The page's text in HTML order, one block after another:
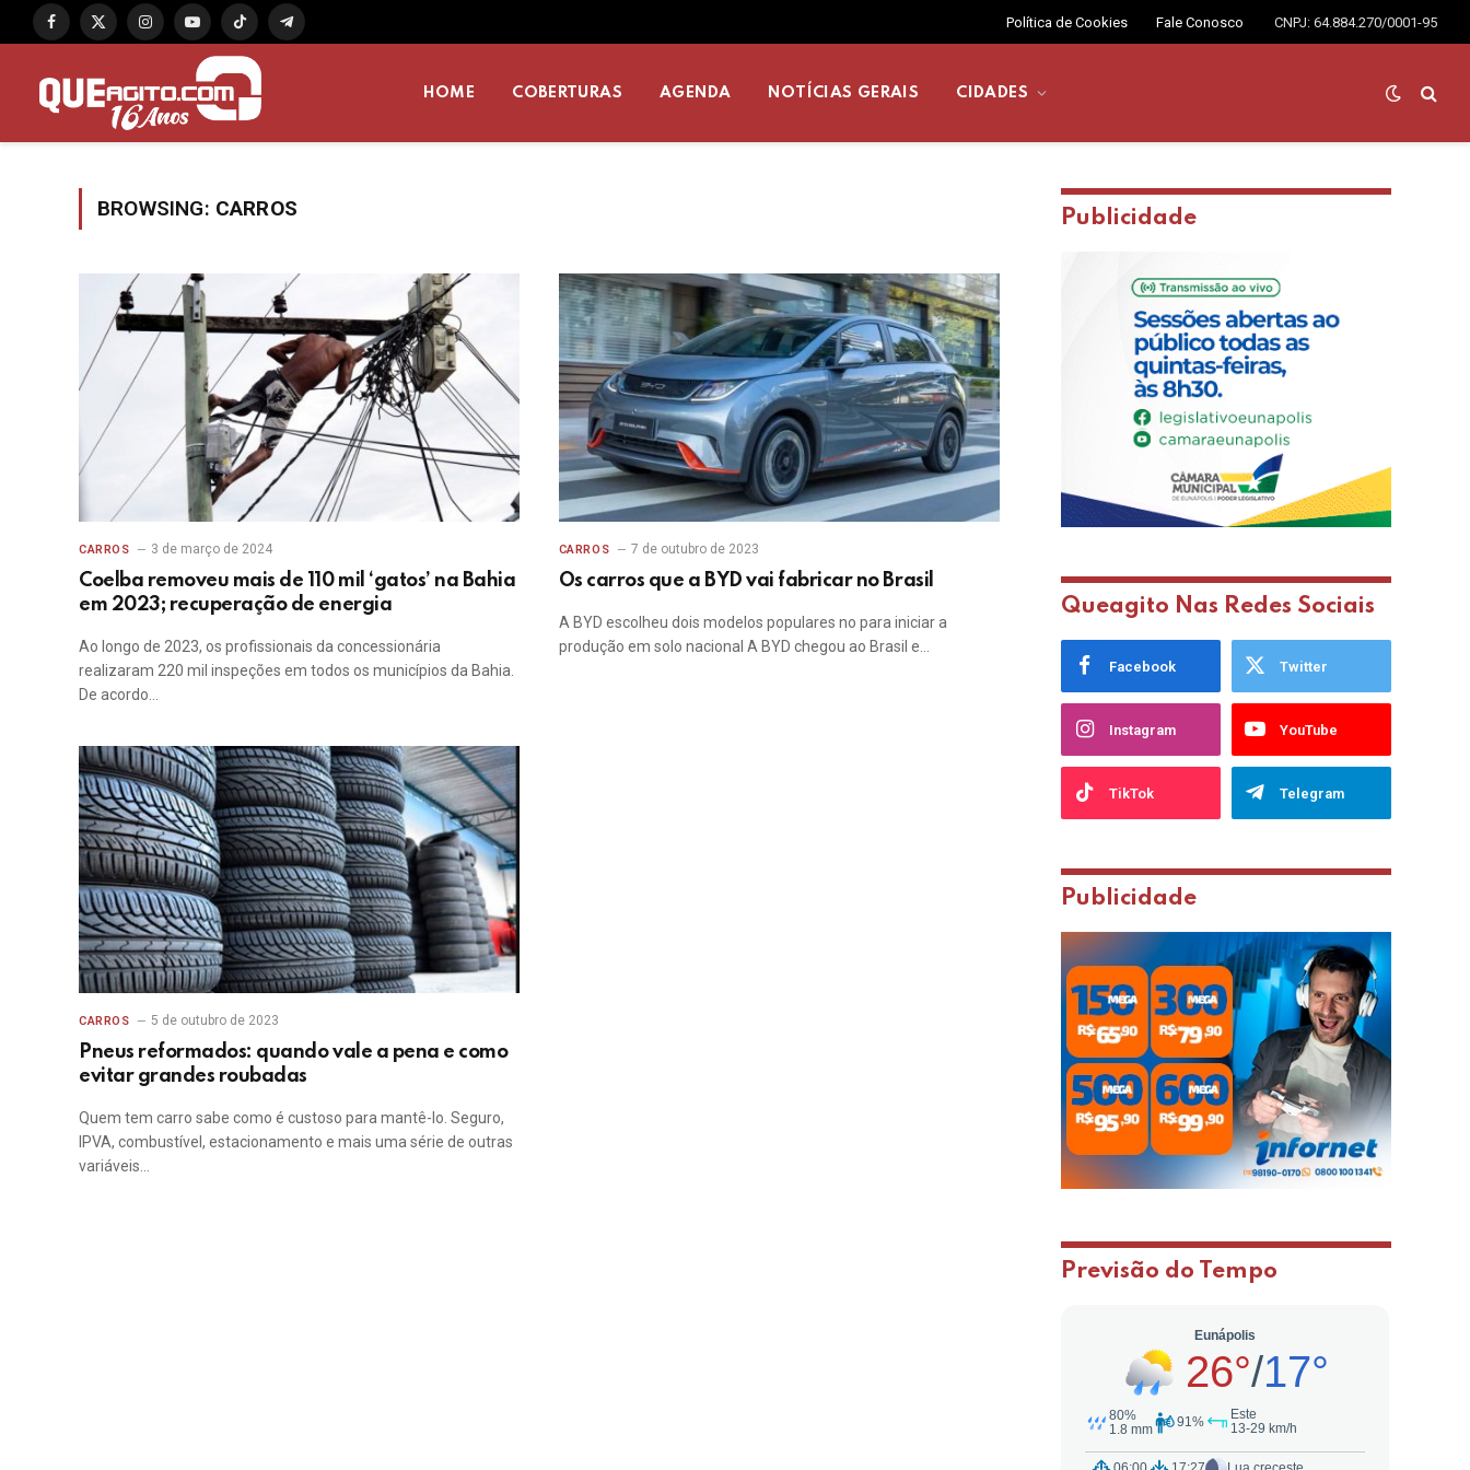
Facebook
X
InstagramYouTubeTikTok Telegram
Política de Cookies Fale Conosco CNPJ: 64.884.270/0001-95
HOME COBERTURAS AGENDA NOTÍCIAS GERAIS CIDADES
BROWSING: CARROS
CARROS 3 de março de 2024
Coelba removeu mais de 110 mil ‘gatos’ na Bahia
em 2023; recuperação de energia
Ao longo de 2023, os profissionais da concessionária
realizaram 220 mil inspeções em todos os municípios da Bahia.
De acordo…
CARROS 7 de outubro de 2023
Os carros que a BYD vai fabricar no Brasil
A BYD escolheu dois modelos populares no para iniciar a
produção em solo nacional A BYD chegou ao Brasil e…
CARROS 5 de outubro de 2023
Pneus reformados: quando vale a pena e como
evitar grandes roubadas
Quem tem carro sabe como é custoso para mantê-lo. Seguro,
IPVA, combustível, estacionamento e mais uma série de outras
variáveis…
Publicidade
Queagito Nas Redes Sociais
Facebook Twitter
Instagram YouTube
TikTok Telegram
Publicidade
Previsão do Tempo